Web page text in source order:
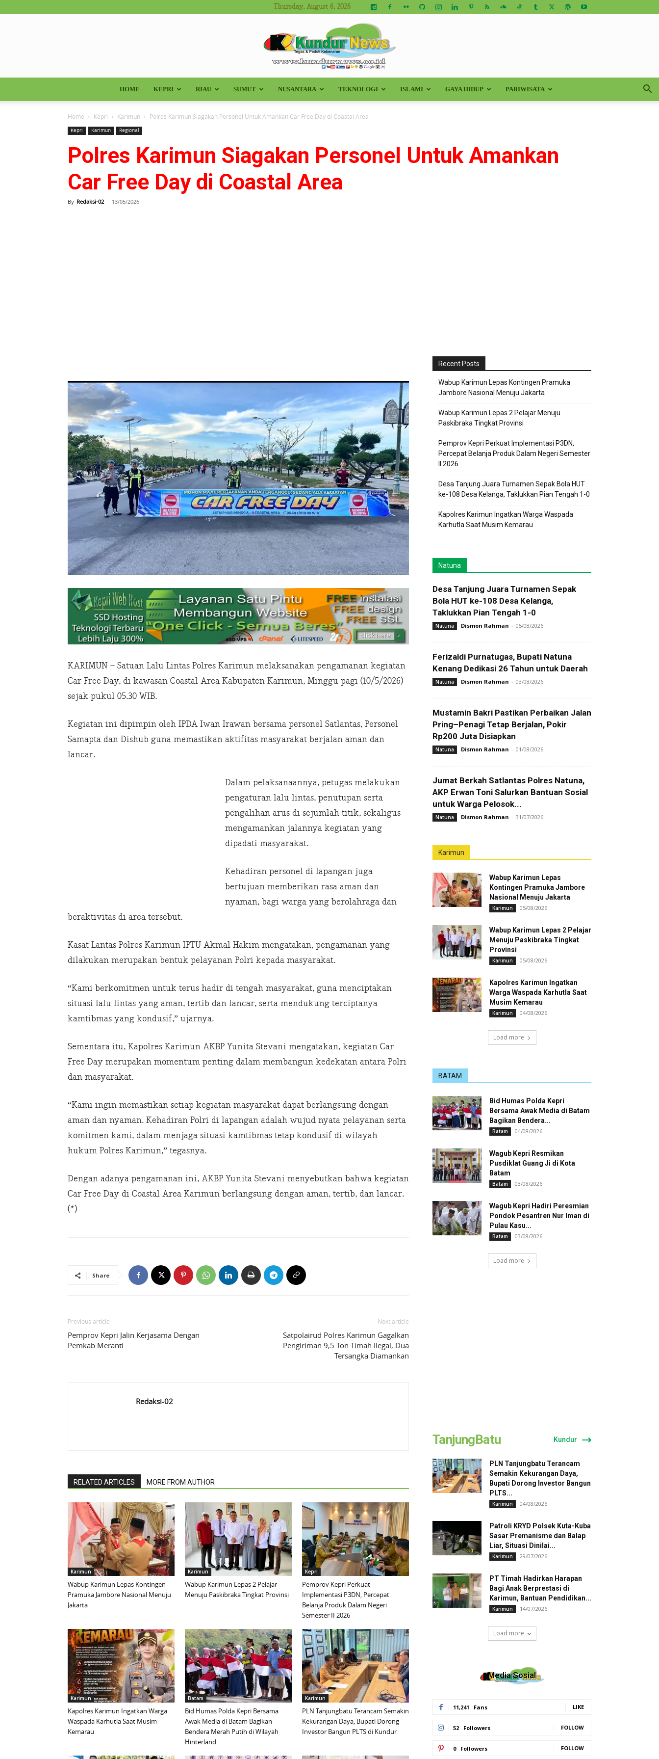
Thursday, August 6, 2026
Kundur
News
HOME KEPRI RIAU SUMUT NUSANTARA TEKNOLOGI ISLAMI GAYA HIDUP PARIWISATA
Home Kepri Karimun Polres Karimun Siagakan Personel Untuk Amankan Car Free Day di Coastal Area
Kepri Karimun Regional
Polres Karimun Siagakan Personel Untuk Amankan
Car Free Day di Coastal Area
By Redaksi-02 - 13/05/2026
KARIMUN – Satuan Lalu Lintas Polres Karimun melaksanakan pengamanan kegiatan
Car Free Day, di kawasan Coastal Area Kabupaten Karimun, Minggu pagi (10/5/2026)
sejak pukul 05.30 WIB.
Kegiatan ini dipimpin oleh IPDA Iwan Irawan bersama personel Satlantas, Personel
Samapta dan Dishub guna memastikan aktifitas masyarakat berjalan aman dan
lancar.
Dalam pelaksanaannya, petugas melakukan
pengaturan lalu lintas, penutupan serta
pengalihan arus di sejumlah titik, sekaligus
mengamankan jalannya kegiatan yang
dipadati masyarakat.
Kehadiran personel di lapangan juga
bertujuan memberikan rasa aman dan
nyaman, bagi warga yang berolahraga dan
beraktivitas di area tersebut.
Kasat Lantas Polres Karimun IPTU Akmal Hakim mengatakan, pengamanan yang
dilakukan merupakan bentuk pelayanan Polri kepada masyarakat.
“Kami berkomitmen untuk terus hadir di tengah masyarakat, guna menciptakan
situasi lalu lintas yang aman, tertib dan lancar, serta mendukung terciptanya
kamtibmas yang kondusif,” ujarnya.
Sementara itu, Kapolres Karimun AKBP Yunita Stevani mengatakan, kegiatan Car
Free Day merupakan momentum penting dalam membangun kedekatan antara Polri
dan masyarakat.
“Kami ingin memastikan setiap kegiatan masyarakat dapat berlangsung dengan
aman dan nyaman. Kehadiran Polri di lapangan adalah wujud nyata pelayanan serta
komitmen kami, dalam menjaga situasi kamtibmas tetap kondusif di wilayah
hukum Polres Karimun,” tegasnya.
Dengan adanya pengamanan ini, AKBP Yunita Stevani menyebutkan bahwa kegiatan
Car Free Day di Coastal Area Karimun berlangsung dengan aman, tertib, dan lancar.
(*)
Share
Previous article
Pemprov Kepri Jalin Kerjasama Dengan
Pemkab Meranti
Next article
Satpolairud Polres Karimun Gagalkan
Pengiriman 9,5 Ton Timah Ilegal, Dua
Tersangka Diamankan
Redaksi-02
RELATED ARTICLES MORE FROM AUTHOR
Karimun
Wabup Karimun Lepas Kontingen
Pramuka Jambore Nasional Menuju
Jakarta
Karimun
Wabup Karimun Lepas 2 Pelajar
Menuju Paskibraka Tingkat Provinsi
Kepri
Pemprov Kepri Perkuat
Implementasi P3DN, Percepat
Belanja Produk Dalam Negeri
Semester II 2026
Karimun
Kapolres Karimun Ingatkan Warga
Waspada Karhutla Saat Musim
Kemarau
Batam
Bid Humas Polda Kepri Bersama
Awak Media di Batam Bagikan
Bendera Merah Putih di Wilayah
Hinterland
Karimun
PLN Tanjungbatu Terancam Semakin
Kekurangan Daya, Bupati Dorong
Investor Bangun PLTS di Kundur
Recent Posts
Wabup Karimun Lepas Kontingen Pramuka
Jambore Nasional Menuju Jakarta
Wabup Karimun Lepas 2 Pelajar Menuju
Paskibraka Tingkat Provinsi
Pemprov Kepri Perkuat Implementasi P3DN,
Percepat Belanja Produk Dalam Negeri Semester
II 2026
Desa Tanjung Juara Turnamen Sepak Bola HUT
ke-108 Desa Kelanga, Taklukkan Pian Tengah 1-0
Kapolres Karimun Ingatkan Warga Waspada
Karhutla Saat Musim Kemarau
Natuna
Desa Tanjung Juara Turnamen Sepak
Bola HUT ke-108 Desa Kelanga,
Taklukkan Pian Tengah 1-0
Natuna Dismon Rahman - 05/08/2026
Ferizaldi Purnatugas, Bupati Natuna
Kenang Dedikasi 26 Tahun untuk Daerah
Natuna Dismon Rahman - 03/08/2026
Mustamin Bakri Pastikan Perbaikan Jalan
Pring–Penagi Tetap Berjalan, Pokir
Rp200 Juta Disiapkan
Natuna Dismon Rahman - 01/08/2026
Jumat Berkah Satlantas Polres Natuna,
AKP Erwan Toni Salurkan Bantuan Sosial
untuk Warga Pelosok...
Natuna Dismon Rahman - 31/07/2026
Karimun
Wabup Karimun Lepas
Kontingen Pramuka Jambore
Nasional Menuju Jakarta
Karimun 05/08/2026
Wabup Karimun Lepas 2 Pelajar
Menuju Paskibraka Tingkat
Provinsi
Karimun 05/08/2026
Kapolres Karimun Ingatkan
Warga Waspada Karhutla Saat
Musim Kemarau
Karimun 04/08/2026
Load more
BATAM
Bid Humas Polda Kepri
Bersama Awak Media di Batam
Bagikan Bendera...
Batam 04/08/2026
Wagub Kepri Resmikan
Pusdiklat Guang Ji di Kota
Batam
Batam 03/08/2026
Wagub Kepri Hadiri Peresmian
Pondok Pesantren Nur Iman di
Pulau Kasu...
Batam 03/08/2026
Load more
TanjungBatu Kundur
PLN Tanjungbatu Terancam
Semakin Kekurangan Daya,
Bupati Dorong Investor Bangun
PLTS...
Karimun 04/08/2026
Patroli KRYD Polsek Kuta-Kuba
Sasar Premanisme dan Balap
Liar, Situasi Dinilai...
Karimun 29/07/2026
PT Timah Hadirkan Harapan
Bagi Anak Berprestasi di
Karimun, Bantuan Pendidikan...
Karimun 14/07/2026
Load more
Media Sosial
11,241 Fans LIKE
52 Followers FOLLOW
0 Followers FOLLOW